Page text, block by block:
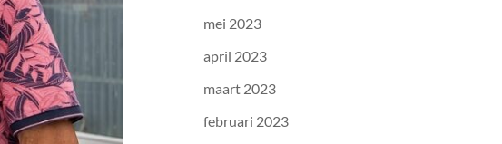
mei 2023
april 2023
maart 2023
februari 2023